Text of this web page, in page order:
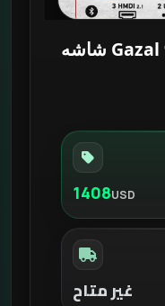
1408USD
غير متاح